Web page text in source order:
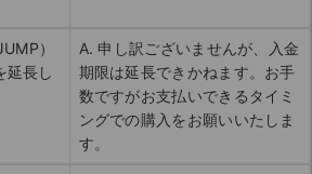
）
延長し
A. 申し訳ございませんが、入金
期限は延長できかねます。お手
数ですがお支払いできるタイミ
ングでの購入をお願いいたしま
す。